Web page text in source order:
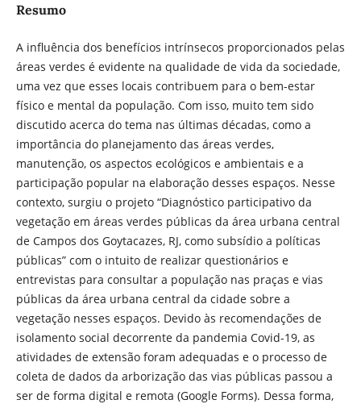
Resumo
A influência dos benefícios intrínsecos proporcionados pelas
áreas verdes é evidente na qualidade de vida da sociedade,
uma vez que esses locais contribuem para o bem-estar
físico e mental da população. Com isso, muito tem sido
discutido acerca do tema nas últimas décadas, como a
importância do planejamento das áreas verdes,
manutenção, os aspectos ecológicos e ambientais e a
participação popular na elaboração desses espaços. Nesse
contexto, surgiu o projeto “Diagnóstico participativo da
vegetação em áreas verdes públicas da área urbana central
de Campos dos Goytacazes, RJ, como subsídio a políticas
públicas” com o intuito de realizar questionários e
entrevistas para consultar a população nas praças e vias
públicas da área urbana central da cidade sobre a
vegetação nesses espaços. Devido às recomendações de
isolamento social decorrente da pandemia Covid-19, as
atividades de extensão foram adequadas e o processo de
coleta de dados da arborização das vias públicas passou a
ser de forma digital e remota (Google Forms). Dessa forma,